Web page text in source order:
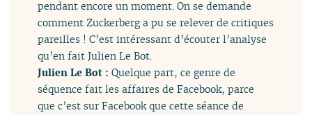
pendant encore un moment. On se demande
comment Zuckerberg a pu se relever de critiques
pareilles ! C’est intéressant d’écouter l’analyse
qu’en fait Julien Le Bot.
Julien Le Bot :Quelque part, ce genre de
séquence fait les affaires de Facebook, parce
que c’est sur Facebook que cette séance de